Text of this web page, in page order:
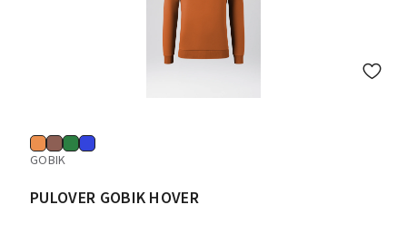
GOBIK
PULOVER GOBIK HOVER